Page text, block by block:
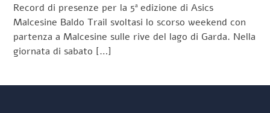
Record di presenze per la 5ª edizione di Asics
Malcesine Baldo Trail svoltasi lo scorso weekend con
partenza a Malcesine sulle rive del lago di Garda. Nella
giornata di sabato […]